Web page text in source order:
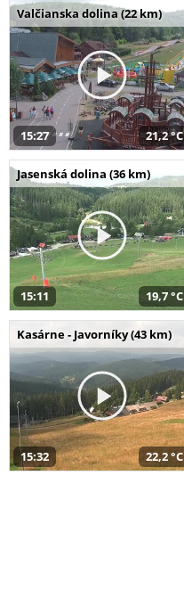
Valčianska dolina (22 km)
15:27 21,2 °C
Jasenská dolina (36 km)
15:11 19,7 °C
Kasárne - Javorníky (43 km)
15:32 22,2 °C